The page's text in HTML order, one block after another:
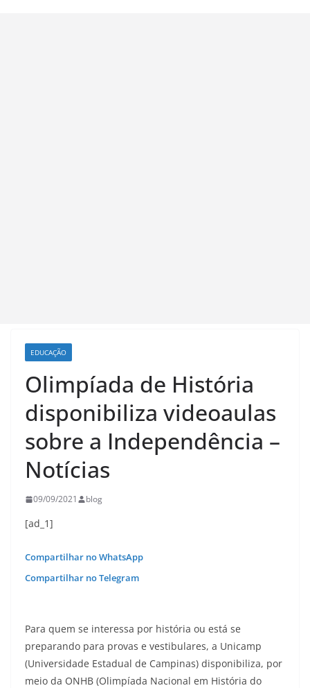
EDUCAÇÃO
Olimpíada de História
disponibiliza videoaulas
sobre a Independência –
Notícias
09/09/2021 blog
[ad_1]
Compartilhar no WhatsApp
Compartilhar no Telegram
Para quem se interessa por história ou está se
preparando para provas e vestibulares, a Unicamp
(Universidade Estadual de Campinas) disponibiliza, por
meio da ONHB (Olimpíada Nacional em História do